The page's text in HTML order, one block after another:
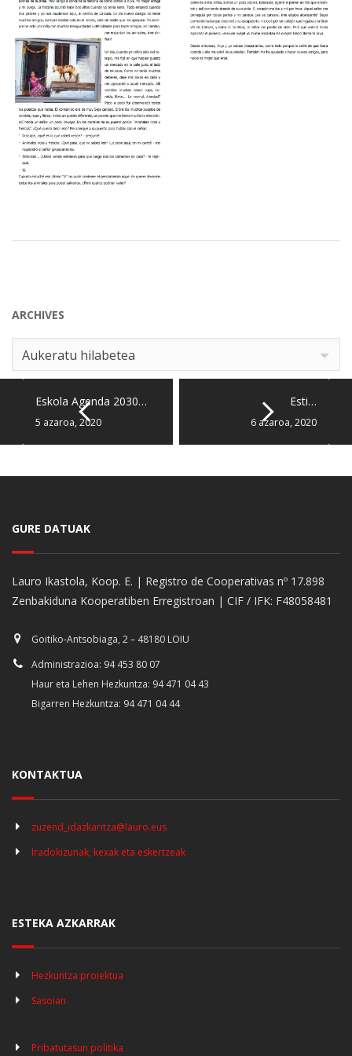
ARCHIVES
Archives
Aukeratu hilabetea
Eskola Agenda 2030…
5 azaroa, 2020
Esti…
6 azaroa, 2020
GURE DATUAK
Lauro Ikastola, Koop. E. | Registro de Cooperativas nº 17.898
Zenbakiduna Kooperatiben Erregistroan | CIF / IFK: F48058481
Goitiko-Antsobiaga, 2 – 48180 LOIU
Administrazioa: 94 453 80 07
Haur eta Lehen Hezkuntza: 94 471 04 43
Bigarren Hezkuntza: 94 471 04 44
KONTAKTUA
zuzend_idazkaritza@lauro.eus
Iradokizunak, kexak eta eskertzeak
ESTEKA AZKARRAK
Hezkuntza proiektua
Sasoian
Pribatutasun politika